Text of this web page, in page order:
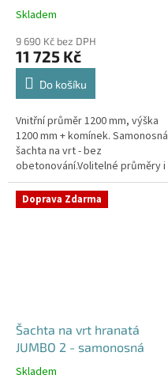
Průměrné
produktu
je
4,2
hvězdiček.
Skladem
9 690 Kč bez DPH
11 725 Kč
Do košíku
Vnitřní průměr 1200 mm, výška
1200 mm + komínek. Samonosná
šachta na vrt - bez
obetonování.Volitelné průměry i
pozice prostupů na pažení vrtu,
hadice i elektřinu -
požadované...
Doprava Zdarma
Šachta na vrt hranatá
JUMBO 2 - samonosná
Průměrné
Skladem